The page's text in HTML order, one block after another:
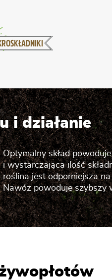
i działanie
Optymalny skład
i wystarczająca ilość
roślina jest odporniejsza
Nawóz powoduje szybszy